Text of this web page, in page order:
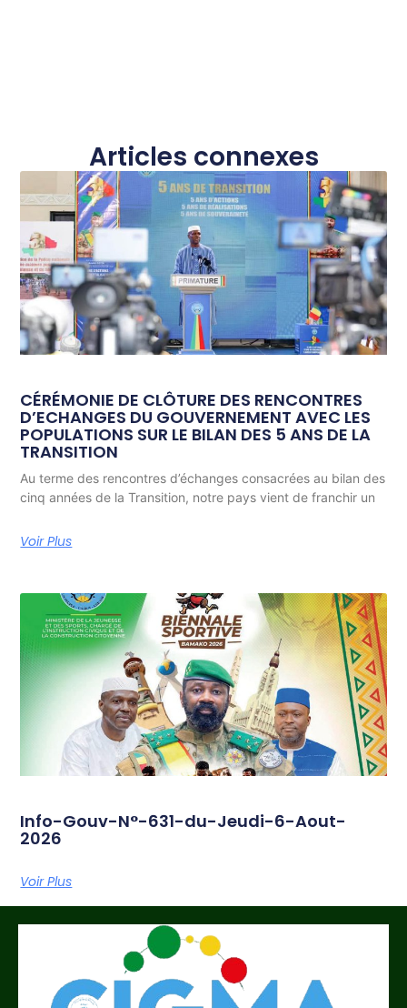
Articles connexes
CÉRÉMONIE DE CLÔTURE DES RENCONTRES
D’ECHANGES DU GOUVERNEMENT AVEC LES
POPULATIONS SUR LE BILAN DES 5 ANS DE LA
TRANSITION
Au terme des rencontres d’échanges consacrées au bilan des
cinq années de la Transition, notre pays vient de franchir un
Voir Plus
Info-Gouv-N°-631-du-Jeudi-6-Aout-
2026
Voir Plus